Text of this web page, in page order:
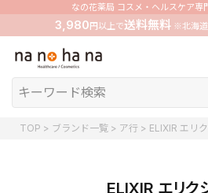
なの花薬局 コスメ・ヘルスケア専
3,980 円以上で送料無料※北海道
TOP ブランド一覧 ア行 ELIXIR エリ
ELIXIR エリク